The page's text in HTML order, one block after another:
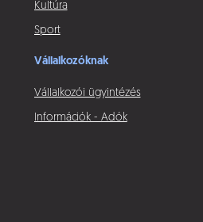
Kultúra
Sport
Vállalkozóknak
Vállalkozói ügyintézés
Információk - Adók